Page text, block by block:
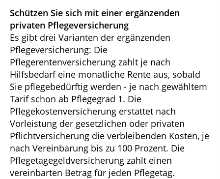
Schützen Sie sich mit einer ergänzenden
privaten Pflegeversicherung
Es gibt drei Varianten der ergänzenden
Pflegeversicherung: Die
Pflegerentenversicherung zahlt je nach
Hilfsbedarf eine monatliche Rente aus, sobald
Sie pflegebedürftig werden - je nach gewähltem
Tarif schon ab Pflegegrad 1. Die
Pflegekostenversicherung erstattet nach
Vorleistung der gesetzlichen oder privaten
Pflichtversicherung die verbleibenden Kosten, je
nach Vereinbarung bis zu 100 Prozent. Die
Pflegetagegeldversicherung zahlt einen
vereinbarten Betrag für jeden Pflegetag.